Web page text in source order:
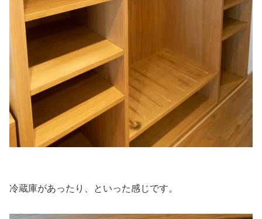
冷蔵庫があったり、といった感じです。